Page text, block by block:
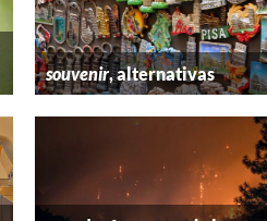
souvenir, alternativas